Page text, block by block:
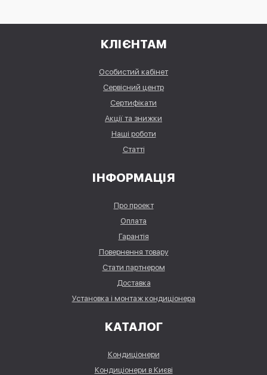
КЛІЄНТАМ
Особистий кабінет
Сервісний центр
Сертифікати
Акції та знижки
Наші роботи
Статті
ІНФОРМАЦІЯ
Про проект
Оплата
Гарантія
Повернення товару
Стати партнером
Доставка
Установка і монтаж кондиціонера
КАТАЛОГ
Кондиціонери
Кондиціонери в Києві